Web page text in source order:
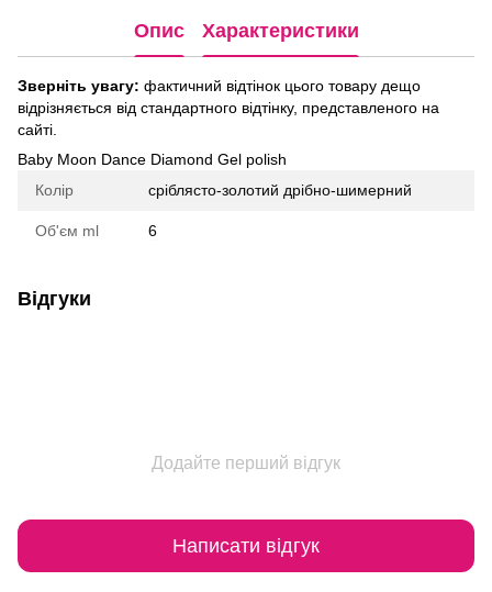
Опис Характеристики
Зверніть увагу: фактичний відтінок цього товару дещо
відрізняється від стандартного відтінку, представленого на
сайті.
Baby Moon Dance Diamond Gel polish
Колір
сріблясто-золотий дрібно-шимерний
Об'єм ml 6
Відгуки
Додайте перший відгук
Написати відгук